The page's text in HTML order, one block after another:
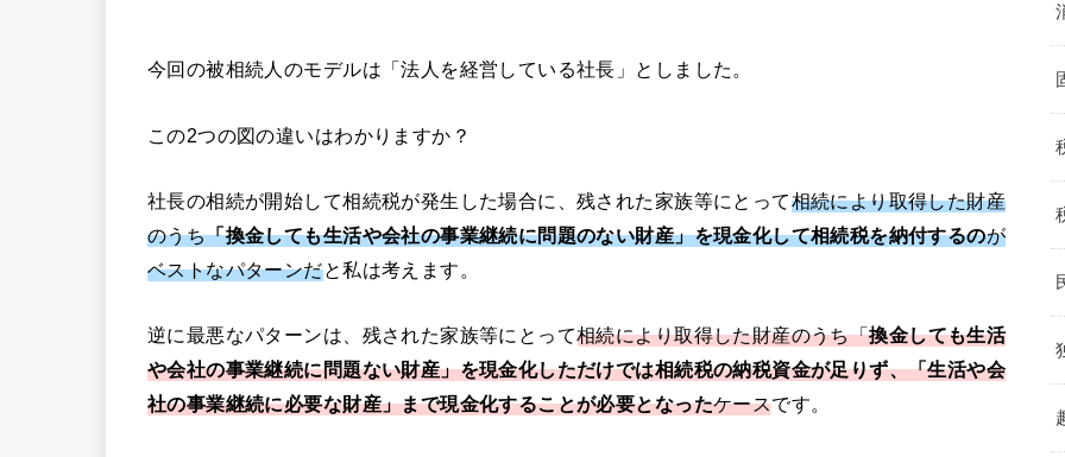
今回の被相続人のモデルは「法人を経営している社長」としました。
この2つの図の違いはわかりますか？
社長の相続が開始して相続税が発生した場合に、残された家族等にとって相続により取得した財産
のうち「換金しても生活や会社の事業継続に問題のない財産」を現金化して相続税を納付するのが
ベストなパターンだと私は考えます。
逆に最悪なパターンは、残された家族等にとって相続により取得した財産のうち「換金しても生活
や会社の事業継続に問題ない財産」を現金化しただけでは相続税の納税資金が足りず、「生活や会
社の事業継続に必要な財産」まで現金化することが必要となったケースです。